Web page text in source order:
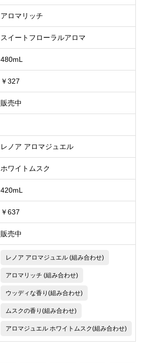
アロマリッチ
スイートフローラルアロマ
480mL
￥327
販売中
レノア アロマジュエル
ホワイトムスク
420mL
￥637
販売中
レノア アロマジュエル (組み合わせ)
アロマリッチ (組み合わせ)
ウッディな香り(組み合わせ)
ムスクの香り(組み合わせ)
アロマジュエル ホワイトムスク(組み合わせ)